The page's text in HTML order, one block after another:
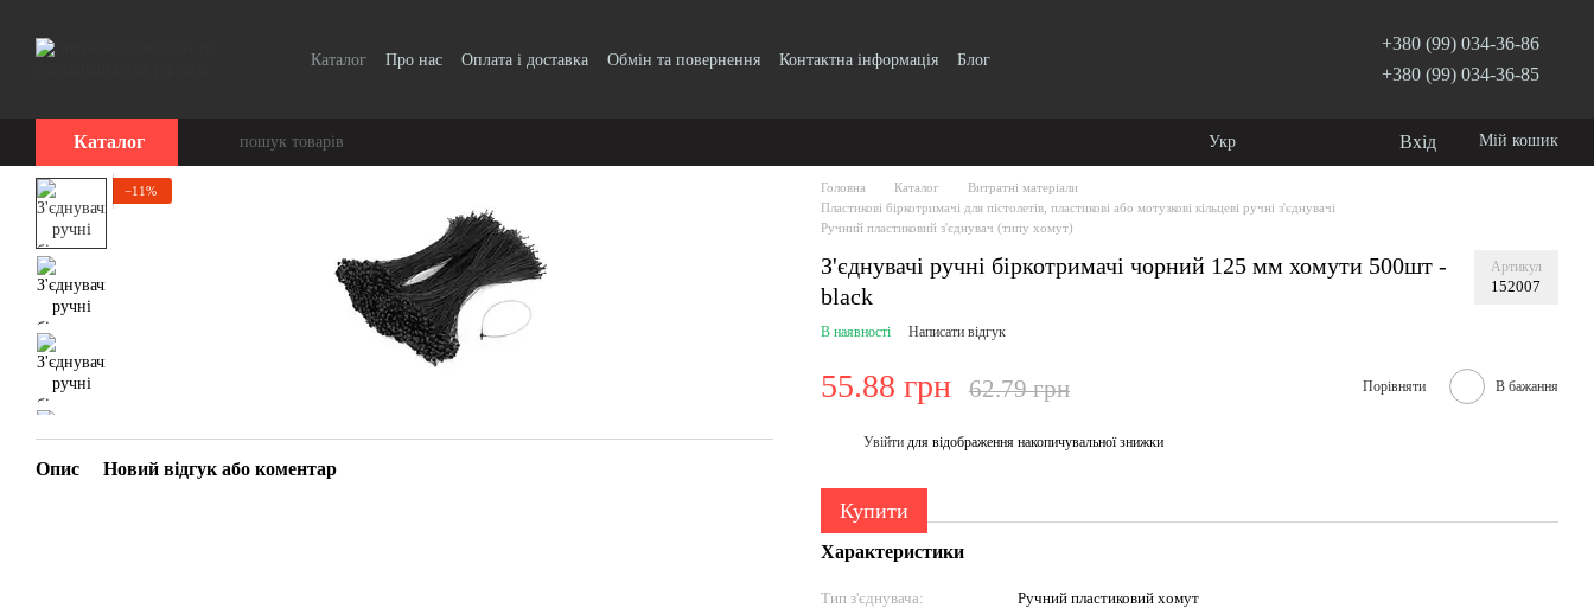
Каталог Про нас Оплата і доставка Обмін та повернення Контактна інформація Блог
+380 (99) 034-36-86
+380 (99) 034-36-85
Каталог Укр Вхід Мій кошик
−11%
Опис Новий відгук або коментар
Головна Каталог
Витратні матеріали
Пластикові біркотримачі для пістолетів, пластикові або мотузкові кільцеві ручні з'єднувачі
Ручний пластиковий з'єднувач (типу хомут)
З'єднувачі ручні біркотримачі чорний 125 мм хомути 500шт -
black
Артикул
152007
В наявності Написати відгук
55.88 грн 62.79 грн Порівняти В бажання
Увійти для відображення накопичувальної знижки
Купити
Характеристики
Тип з'єднувача:
Ручний пластиковий хомут